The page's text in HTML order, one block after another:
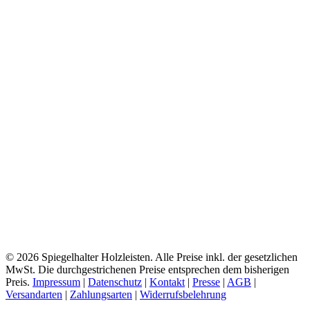
© 2026 Spiegelhalter Holzleisten. Alle Preise inkl. der gesetzlichen
MwSt. Die durchgestrichenen Preise entsprechen dem bisherigen
Preis. Impressum | Datenschutz | Kontakt | Presse | AGB |
Versandarten | Zahlungsarten | Widerrufsbelehrung